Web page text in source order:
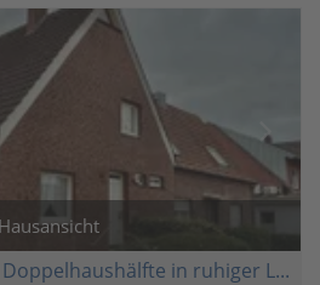
Hausansicht
Für die kleine Familie: Doppelhaushälfte in ruhiger Lage von Dülmen